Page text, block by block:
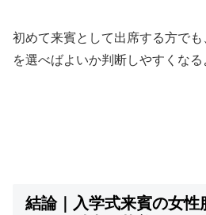
初めて来賓として出席する方で
を選べばよいか判断しやすくなる
結論｜入学式来賓の女性